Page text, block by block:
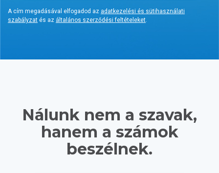
A cím megadásával elfogadod az adatkezelési és sütihasználati
szabályzat és az általános szerződési feltételeket.
Nálunk nem a szavak,
hanem a számok
beszélnek.